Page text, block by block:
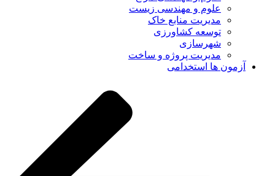
علوم و مهندسی زیست
مدیریت منابع خاک
توسعه کشاورزی
شهرسازی
مدیریت پروژه و ساخت
آزمون ها استخدامی